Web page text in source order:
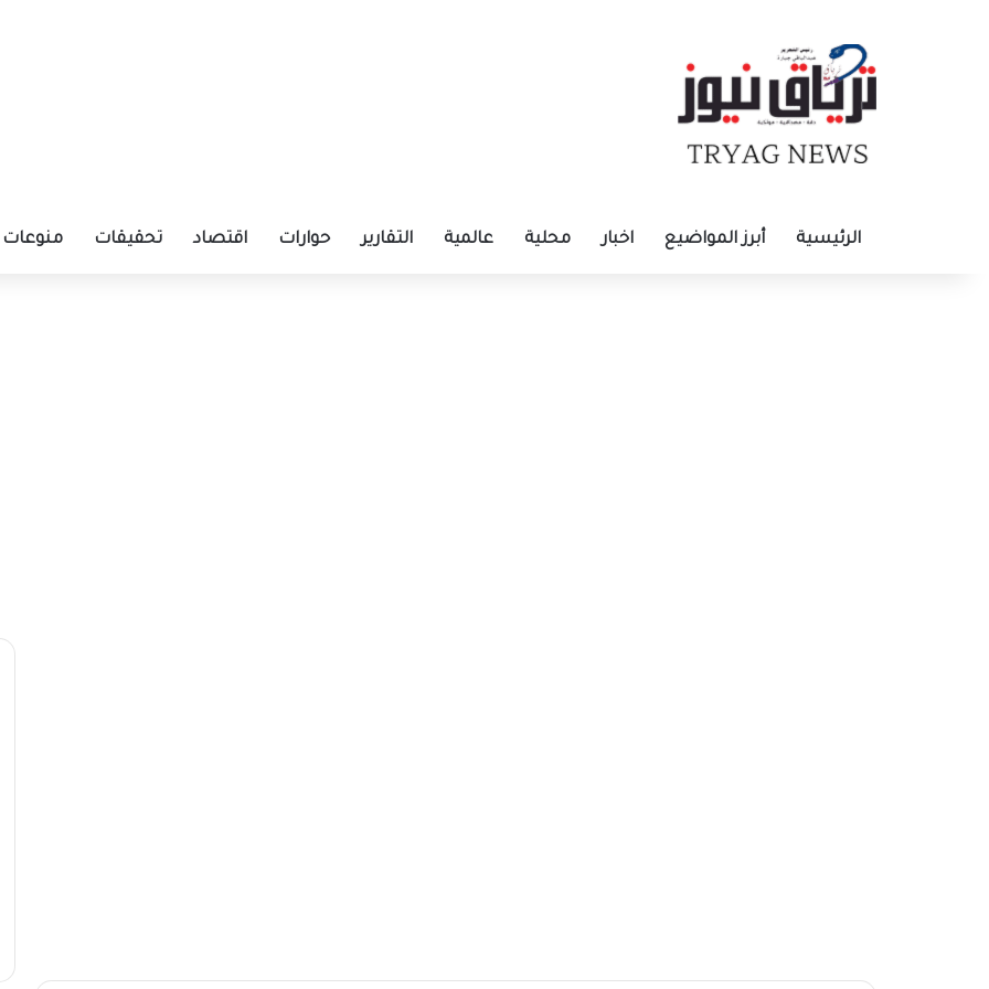
الرئيسية أبرز المواضيع اخبار محلية عالمية التقارير حوارات اقتصاد تحقيقات منوعات